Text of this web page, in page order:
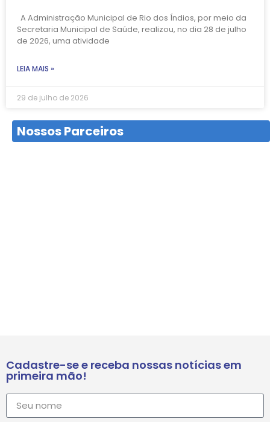
A Administração Municipal de Rio dos Índios, por meio da
Secretaria Municipal de Saúde, realizou, no dia 28 de julho
de 2026, uma atividade
LEIA MAIS »
29 de julho de 2026
Nossos Parceiros
Cadastre-se e receba nossas notícias em
primeira mão!